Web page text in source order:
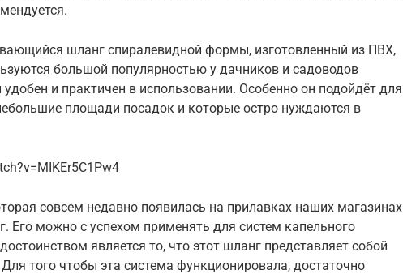
шланг спиралевидной формы, изготовленный из ПВХ,
большой популярностью у дачников и садоводов
и практичен в использовании. Особенно он подойдёт для
площади посадок и которые остро нуждаются в
совсем недавно появилась на прилавках наших магазинах
Его можно с успехом применять для систем капельного
является то, что этот шланг представляет собой
того чтобы эта система функционировала, достаточно